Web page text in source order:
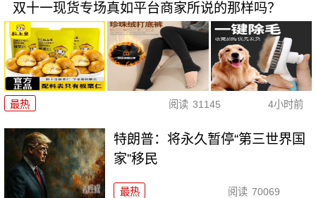
双十一现货专场真如平台商家所说的那样吗？
最热 阅读 31145 4小时前
特朗普：将永久暂停“第三世界国
家”移民
最热 阅读 70069